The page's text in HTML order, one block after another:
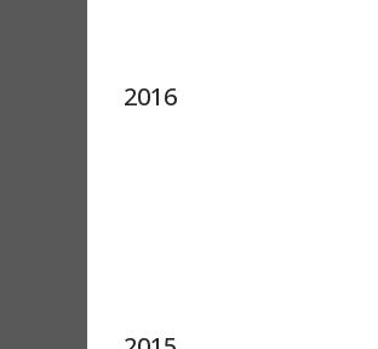
2016